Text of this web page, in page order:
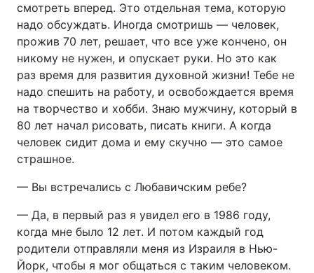
смотреть вперед. Это отдельная тема, которую
надо обсуждать. Иногда смотришь — человек,
прожив 70 лет, решает, что все уже кончено, он
никому не нужен, и опускает руки. Но это как
раз время для развития духовной жизни! Тебе не
надо спешить на работу, и освобождается время
на творчество и хобби. Знаю мужчину, который в
80 лет начал рисовать, писать книги. А когда
человек сидит дома и ему скучно — это самое
страшное.
— Вы встречались с Любавичским ребе?
— Да, в первый раз я увидел его в 1986 году,
когда мне было 12 лет. И потом каждый год
родители отправляли меня из Израиля в Нью-
Йорк, чтобы я мог общаться с таким человеком.